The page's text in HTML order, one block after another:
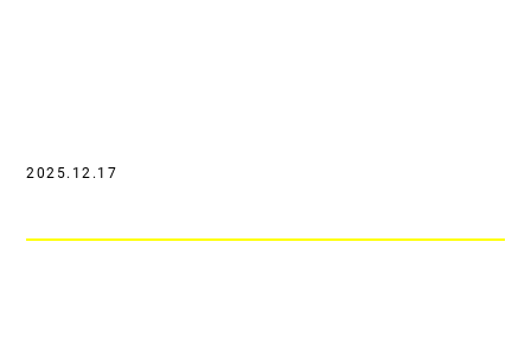
2025.12.17